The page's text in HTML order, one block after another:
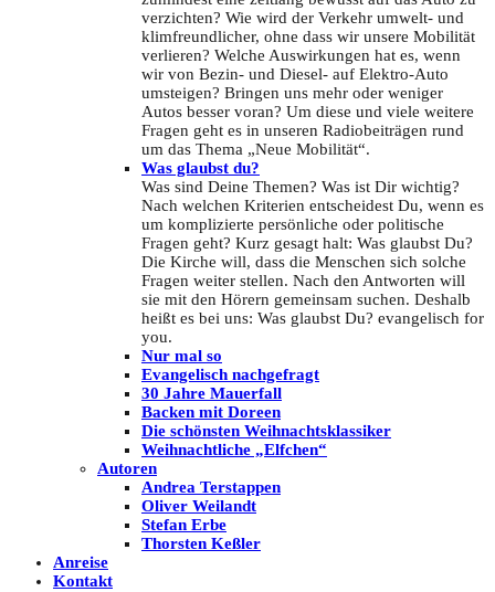
verzichten? Wie wird der Verkehr umwelt- und
klimfreundlicher, ohne dass wir unsere Mobilität
verlieren? Welche Auswirkungen hat es, wenn
wir von Bezin- und Diesel- auf Elektro-Auto
umsteigen? Bringen uns mehr oder weniger
Autos besser voran? Um diese und viele weitere
Fragen geht es in unseren Radiobeiträgen rund
um das Thema „Neue Mobilität“.
Was glaubst du?
Was sind Deine Themen? Was ist Dir wichtig?
Nach welchen Kriterien entscheidest Du, wenn es
um komplizierte persönliche oder politische
Fragen geht? Kurz gesagt halt: Was glaubst Du?
Die Kirche will, dass die Menschen sich solche
Fragen weiter stellen. Nach den Antworten will
sie mit den Hörern gemeinsam suchen. Deshalb
heißt es bei uns: Was glaubst Du? evangelisch for
you.
Nur mal so
Evangelisch nachgefragt
30 Jahre Mauerfall
Backen mit Doreen
Die schönsten Weihnachtsklassiker
Weihnachtliche „Elfchen“
Autoren
Andrea Terstappen
Oliver Weilandt
Stefan Erbe
Thorsten Keßler
Anreise
Kontakt